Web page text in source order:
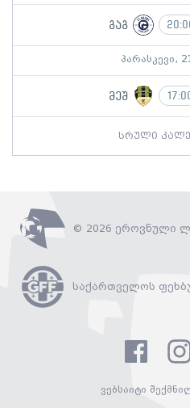
გაგ
პარასკევი,
მეშ
სრული
© 2026 ეროვნული
საქართველოს
ვებსაიტი